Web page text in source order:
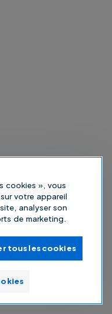
cookies », vous
votre appareil
analyser son
de marketing.
tous les cookies